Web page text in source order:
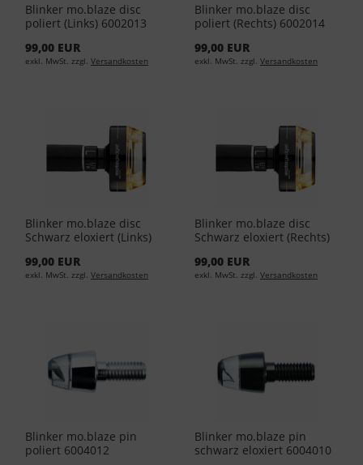
Blinker mo.blaze disc
poliert (Links) 6002013
99,00 EUR
exkl. MwSt. zzgl. Versandkosten
Blinker mo.blaze disc
poliert (Rechts) 6002014
99,00 EUR
exkl. MwSt. zzgl. Versandkosten
Blinker mo.blaze disc
Schwarz eloxiert (Links)
99,00 EUR
exkl. MwSt. zzgl. Versandkosten
Blinker mo.blaze disc
Schwarz eloxiert (Rechts)
99,00 EUR
exkl. MwSt. zzgl. Versandkosten
Blinker mo.blaze pin
poliert 6004012
Blinker mo.blaze pin
schwarz eloxiert 6004010